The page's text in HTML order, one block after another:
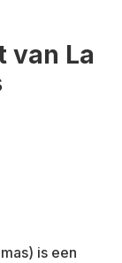
van La
is een